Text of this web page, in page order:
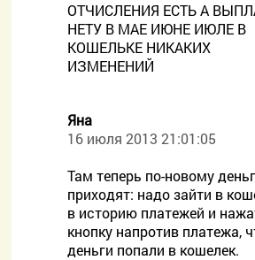
ОТЧИСЛЕНИЯ ЕСТЬ А
НЕТУ В МАЕ ИЮНЕ ИЮЛЕ В
КОШЕЛЬКЕ НИКАКИХ
ИЗМЕНЕНИЙ
Яна
16 июля 2013 21:01:05
Там теперь по-новому
приходят: надо зайти в
в историю платежей и
кнопку напротив платежа,
деньги попали в кошелек.